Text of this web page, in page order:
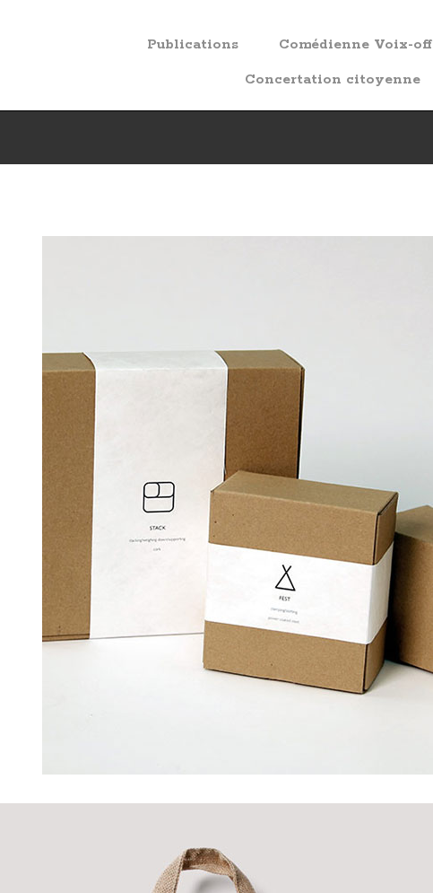
Publications Comédienne Voix-off
Concertation citoyenne